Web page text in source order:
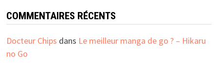
COMMENTAIRES RÉCENTS
Docteur Chips dans Le meilleur manga de go ? – Hikaru
no Go